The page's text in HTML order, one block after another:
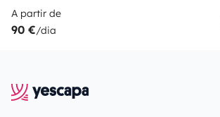
A partir de
90 €/dia